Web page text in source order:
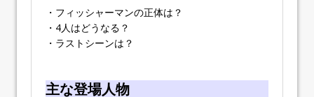
・フィッシャーマンの正体は？
・4人はどうなる？
・ラストシーンは？
主な登場人物